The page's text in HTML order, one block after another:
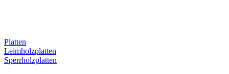
Platten
Leimholzplatten
Sperrholzplatten